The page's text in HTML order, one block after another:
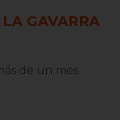
GAVARRA
de un mes